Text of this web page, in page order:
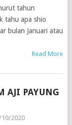
tahun
tahu apa shio
bulan Januari atau
Read More
AJI PAYUNG
10/2020